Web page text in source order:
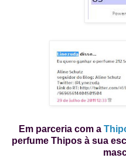
Em parceria com a
perfume Thipos à sua